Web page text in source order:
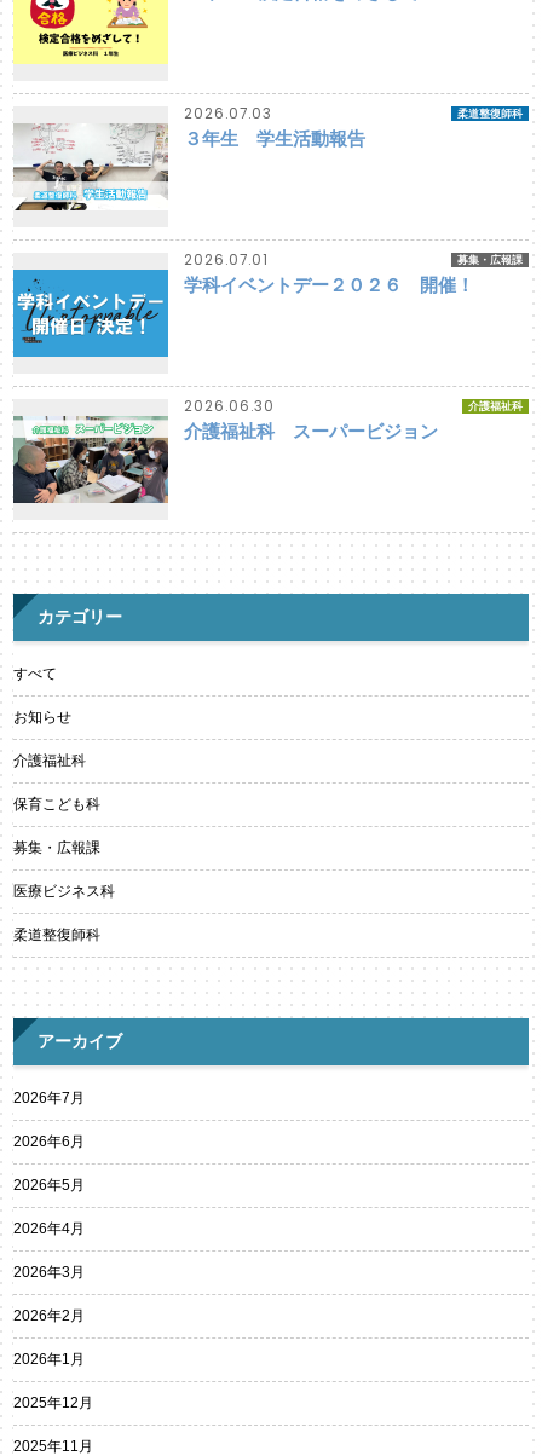
2026.07.03 柔道整復師科
３年生 学生活動報告
2026.07.01 募集・広報課
学科イベントデー２０２６ 開催！
2026.06.30 介護福祉科
介護福祉科 スーパービジョン
カテゴリー
すべて
お知らせ
介護福祉科
保育こども科
募集・広報課
医療ビジネス科
柔道整復師科
アーカイブ
2026年7月
2026年6月
2026年5月
2026年4月
2026年3月
2026年2月
2026年1月
2025年12月
2025年11月